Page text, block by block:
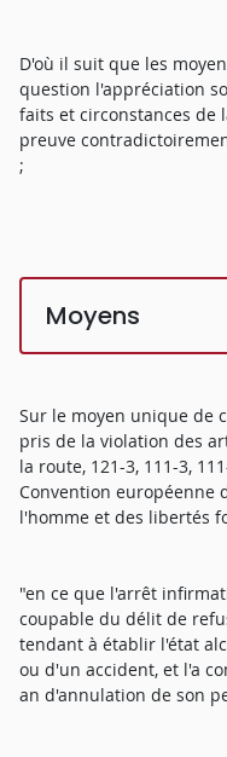
D'où il suit que les
question l'appréciation
faits et circonstances de
preuve
;
Moyens
Sur le moyen unique de
pris de la violation des
la route, 121-3, 111-3,
Convention européenne
l'homme et des libertés
"en ce que l'arrêt
coupable du délit de
tendant à établir l'état
ou d'un accident, et l'a
an d'annulation de son